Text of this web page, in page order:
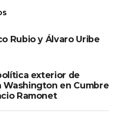
Rubio y Álvaro Uribe
exterior de
Washington en Cumbre
Ramonet